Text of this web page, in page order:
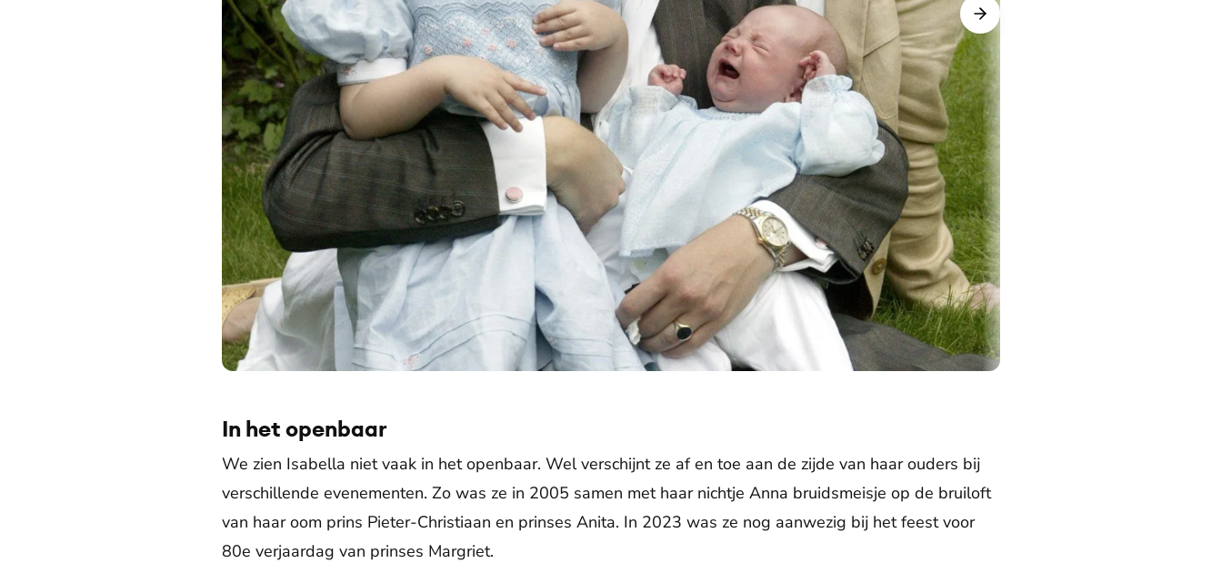
In het openbaar
We zien Isabella niet vaak in het openbaar. Wel verschijnt ze af en toe aan de zijde van haar ouders bij
verschillende evenementen. Zo was ze in 2005 samen met haar nichtje Anna bruidsmeisje op de bruiloft
van haar oom prins Pieter-Christiaan en prinses Anita. In 2023 was ze nog aanwezig bij het feest voor
80e verjaardag van prinses Margriet.